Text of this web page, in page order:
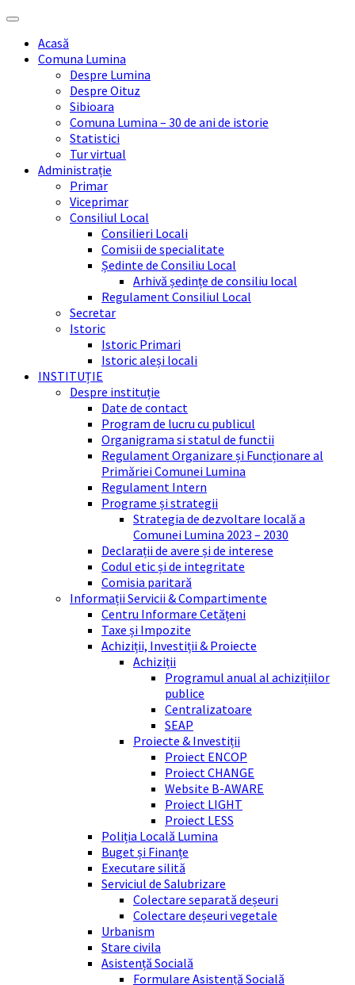
Skip
content
Skip
sidebar
Skip
right
sidebar
Skip
footerAcasă
Comuna Lumina
Despre Lumina
Despre Oituz
Sibioara
Comuna Lumina – 30 de ani de istorie
Statistici
Tur virtual
Administrație
Primar
Viceprimar
Consiliul Local
Consilieri Locali
Comisii de specialitate
Ședinte de Consiliu Local
Arhivă ședințe de consiliu local
Regulament Consiliul Local
Secretar
Istoric
Istoric Primari
Istoric aleși locali
INSTITUȚIE
Despre instituție
Date de contact
Program de lucru cu publicul
Organigrama si statul de functii
Regulament Organizare și Funcționare al
Primăriei Comunei Lumina
Regulament Intern
Programe și strategii
Strategia de dezvoltare locală a
Comunei Lumina 2023 – 2030
Declarații de avere și de interese
Codul etic și de integritate
Comisia paritară
Informații Servicii & Compartimente
Centru Informare Cetățeni
Taxe și Impozite
Achiziții, Investiții & Proiecte
Achiziții
Programul anual al achizițiilor
publice
Centralizatoare
SEAP
Proiecte & Investiții
Proiect ENCOP
Proiect CHANGE
Website B-AWARE
Proiect LIGHT
Proiect LESS
Poliția Locală Lumina
Buget și Finanțe
Executare silită
Serviciul de Salubrizare
Colectare separată deșeuri
Colectare deșeuri vegetale
Urbanism
Stare civila
Asistență Socială
Formulare Asistență Socială